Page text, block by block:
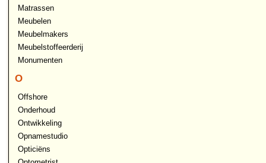
Matrassen
Meubelen
Meubelmakers
Meubelstoffeerderij
Monumenten
O
Offshore
Onderhoud
Ontwikkeling
Opnamestudio
Opticiëns